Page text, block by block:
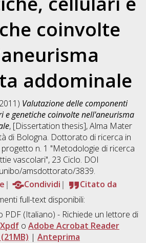
coinvolte
addominale
Valutazione delle componenti
e genetiche coinvolte nell'aneurisma
, [Dissertation thesis], Alma Mater
di Bologna. Dottorato di ricerca in
progetto n. 1 "Metodologie di ricerca
vascolari", 23 Ciclo. DOI
amsdottorato/3839.
Condividi
Citato da
full-text disponibili:
PDF(Italiano) - Richiede un lettore di
Xpdfo Adobe Acrobat Reader
| Anteprima